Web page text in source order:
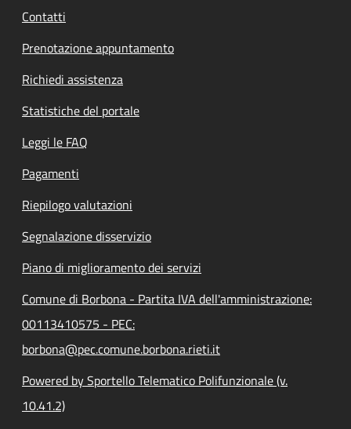
Contatti
Prenotazione appuntamento
Richiedi assistenza
Statistiche del portale
Leggi le FAQ
Pagamenti
Riepilogo valutazioni
Segnalazione disservizio
Piano di miglioramento dei servizi
Comune di Borbona - Partita IVA dell'amministrazione:
00113410575 - PEC:
borbona@pec.comune.borbona.rieti.it
Powered by Sportello Telematico Polifunzionale (v.
10.41.2)